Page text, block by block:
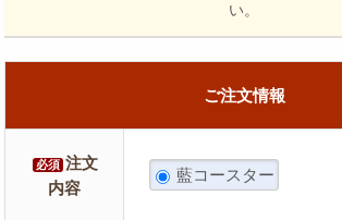
い。
ご注文情報
必須 注文
内容
藍コースター